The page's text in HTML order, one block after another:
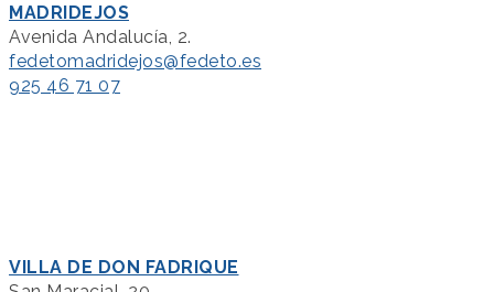
MADRIDEJOS
Avenida Andalucía, 2.
fedetomadridejos@fedeto.es
925 46 71 07
VILLA DE DON FADRIQUE